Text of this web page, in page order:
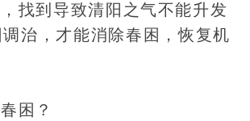
找到导致清阳之气不能升发
治，才能消除春困，恢复机
困？